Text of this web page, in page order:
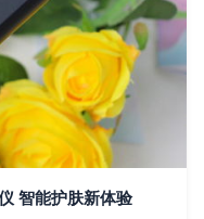
智能护肤新体验